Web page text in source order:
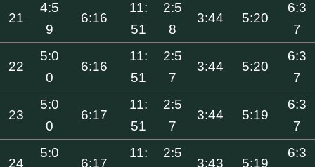
21
4:5
9
6:16
11:
51
2:5
8
3:44 5:20
6:3
7
22
5:0
0
6:16
11:
51
2:5
7
3:44 5:20
6:3
7
23
5:0
0
6:17
11:
51
2:5
7
3:44 5:19
6:3
7
24
5:0
6:17
11:
2:5
3:43 5:19
6:3